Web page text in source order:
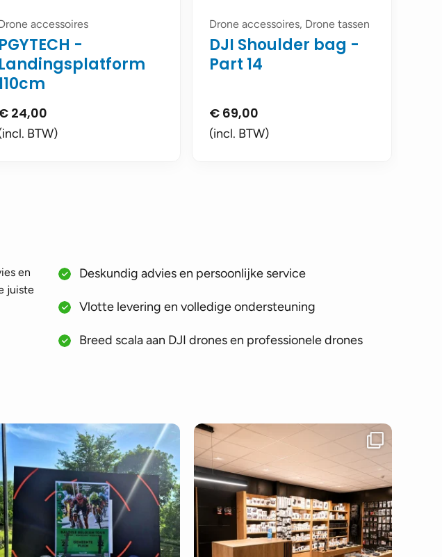
accessoires
PGYTECH -
Landingsplatform
24,00
BTW)
Drone accessoires, Drone tassen
DJI Shoulder bag -
Part 14
€ 69,00
(incl. BTW)
en
juiste
Deskundig advies en persoonlijke service
Vlotte levering en volledige ondersteuning
Breed scala aan DJI drones en professionele drones